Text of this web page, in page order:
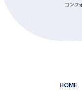
コンフ
HOME